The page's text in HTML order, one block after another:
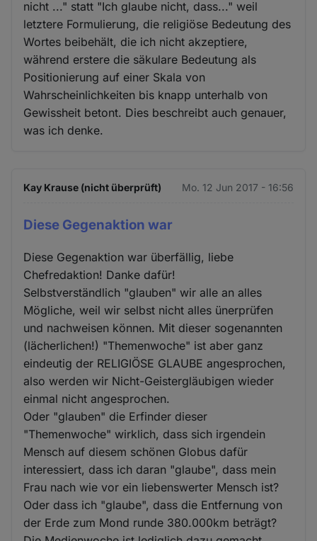
nicht ..." statt "Ich glaube nicht, dass..." weil
letztere Formulierung, die religiöse Bedeutung des
Wortes beibehält, die ich nicht akzeptiere,
während erstere die säkulare Bedeutung als
Positionierung auf einer Skala von
Wahrscheinlichkeiten bis knapp unterhalb von
Gewissheit betont. Dies beschreibt auch genauer,
was ich denke.
Kay Krause (nicht überprüft) Mo. 12 Jun 2017 - 16:56
Diese Gegenaktion war
Diese Gegenaktion war überfällig, liebe
Chefredaktion! Danke dafür!
Selbstverständlich "glauben" wir alle an alles
Mögliche, weil wir selbst nicht alles ünerprüfen
und nachweisen können. Mit dieser sogenannten
(lächerlichen!) "Themenwoche" ist aber ganz
eindeutig der RELIGIÖSE GLAUBE angesprochen,
also werden wir Nicht-Geistergläubigen wieder
einmal nicht angesprochen.
Oder "glauben" die Erfinder dieser
"Themenwoche" wirklich, dass sich irgendein
Mensch auf diesem schönen Globus dafür
interessiert, dass ich daran "glaube", dass mein
Frau nach wie vor ein liebenswerter Mensch ist?
Oder dass ich "glaube", dass die Entfernung von
der Erde zum Mond runde 380.000km beträgt?